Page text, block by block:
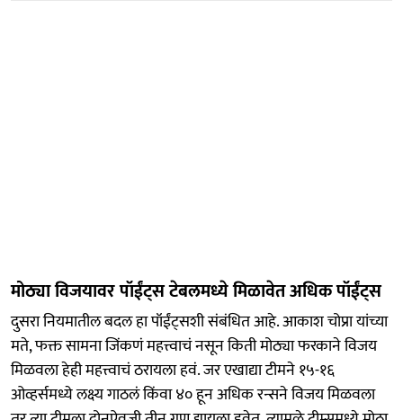
मोठ्या विजयावर पॉईंट्स टेबलमध्ये मिळावेत अधिक पॉईंट्स
दुसरा नियमातील बदल हा पॉईंट्सशी संबंधित आहे. आकाश चोप्रा यांच्या
मते, फक्त सामना जिंकणं महत्त्वाचं नसून किती मोठ्या फरकाने विजय
मिळवला हेही महत्त्वाचं ठरायला हवं. जर एखाद्या टीमने १५-१६
ओव्हर्समध्ये लक्ष्य गाठलं किंवा ४० हून अधिक रन्सने विजय मिळवला